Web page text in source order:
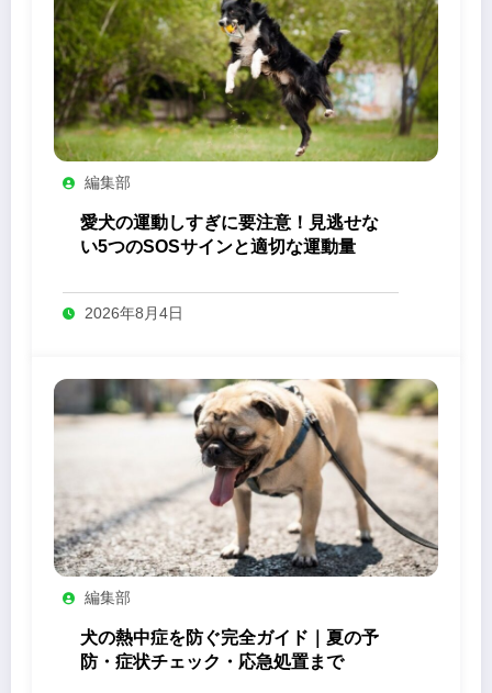
編集部
愛犬の運動しすぎに要注意！見逃せな
い5つのSOSサインと適切な運動量
2026年8月4日
編集部
犬の熱中症を防ぐ完全ガイド｜夏の予
防・症状チェック・応急処置まで